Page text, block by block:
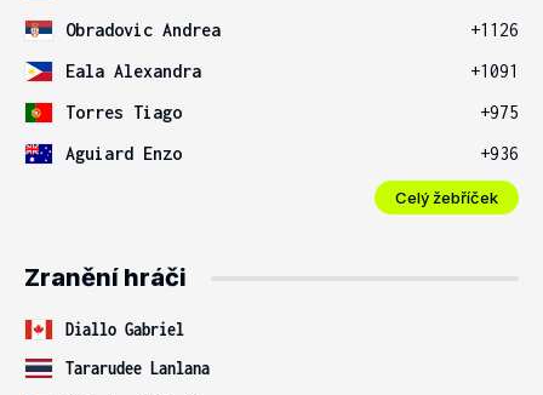
Obradovic Andrea
+1126
Eala Alexandra
+1091
Torres Tiago
+975
Aguiard Enzo
+936
Celý žebříček
Zranění hráči
Diallo Gabriel
Tararudee Lanlana